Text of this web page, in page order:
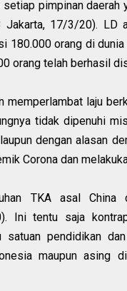
pimpinan daerah
Jakarta, 17/3/20). LD
180.000 orang di
orang telah berhasil
memperlambat laju
tidak dipenuhi
dengan alasan
Corona dan
TKA asal
Ini tentu saja
satuan pendidikan
maupun asing